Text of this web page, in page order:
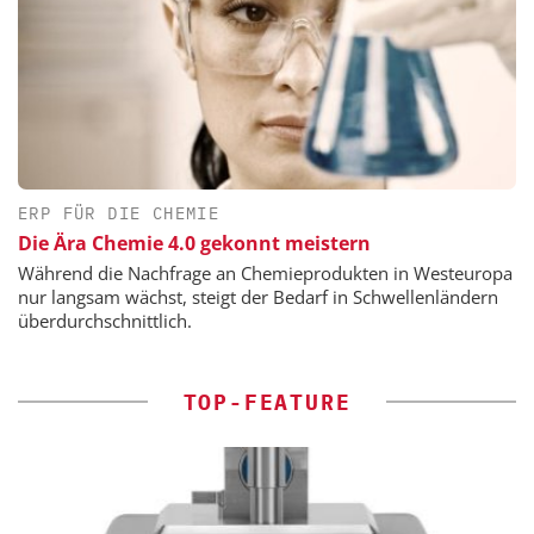
ERP FÜR DIE CHEMIE
Die Ära Chemie 4.0 gekonnt meistern
Während die Nachfrage an Chemieprodukten in Westeuropa
nur langsam wächst, steigt der Bedarf in Schwellenländern
überdurchschnittlich.
TOP-FEATURE